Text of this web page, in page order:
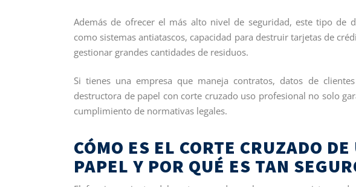
Además de ofrecer el más alto nivel de seguridad, este tipo de
como sistemas antiatascos, capacidad para destruir tarjetas de
gestionar grandes cantidades de residuos.
Si tienes una empresa que maneja contratos, datos de
destructora de papel con corte cruzado uso profesional no solo
cumplimiento de normativas legales.
CÓMO ES EL CORTE CRUZADO
PAPEL Y POR QUÉ ES TAN